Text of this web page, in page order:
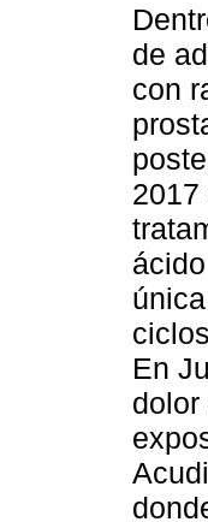
de
con
En
dolor